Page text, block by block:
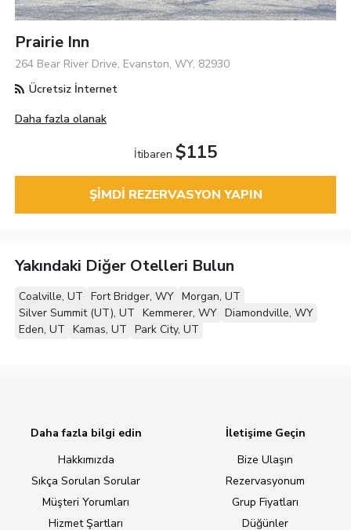
Prairie Inn
264 Bear River Drive, Evanston, WY, 82930
Ücretsiz İnternet
Daha fazla olanak
İtibaren $115
ŞIMDI REZERVASYON YAPIN
Yakındaki Diğer Otelleri Bulun
Coalville, UT Fort Bridger, WY Morgan, UT
Silver Summit (UT), UT Kemmerer, WY Diamondville, WY
Eden, UT Kamas, UT Park City, UT
Daha fazla bilgi edin
Hakkımızda
Sıkça Sorulan Sorular
Müşteri Yorumları
Hizmet Şartları
İletişime Geçin
Bize Ulaşın
Rezervasyonum
Grup Fiyatları
Düğünler